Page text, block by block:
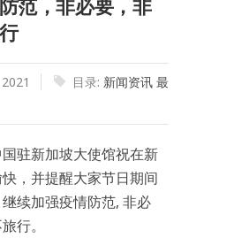
范，非必要，非
目录: 新闻资讯 最
驻新加坡大使馆祝在新
，并提醒大家节日期间
续加强疫情防范, 非必
行。